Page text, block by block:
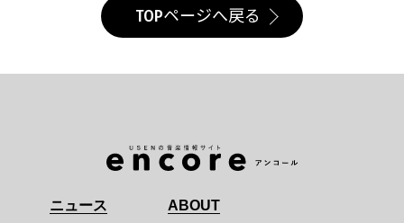
TOPページへ戻る
ニュース ABOUT